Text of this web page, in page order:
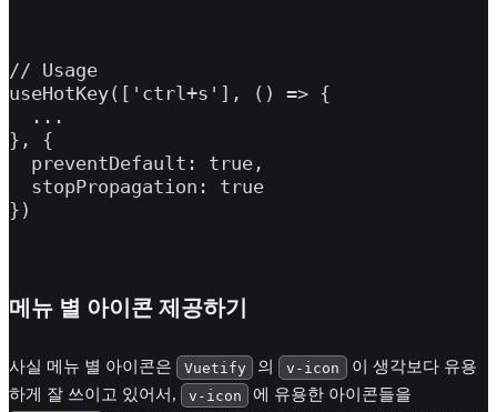
// Usage
useHotKey(['ctrl+s'], () => {
  ...
}, {
  preventDefault: true,
  stopPropagation: true
})
메뉴 별 아이콘 제공하기
사실 메뉴 별 아이콘은 Vuetify 의 v-icon
이 생각보다 유용
하게 잘 쓰이고 있어서,
v-icon 에 유용한 아이콘들을